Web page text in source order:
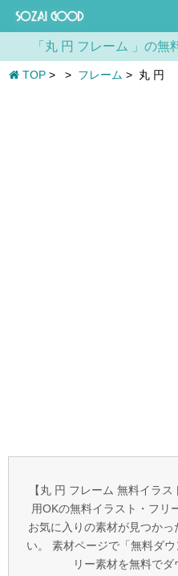
「丸 円 フレーム 」の
TOP > > フレーム > 丸 円
【丸 円 フレーム 無料イラ
用OKの無料イラスト・フリ
お気に入りの素材が見つか
い。 素材ページで「無料ダ
リー素材を無料でダ